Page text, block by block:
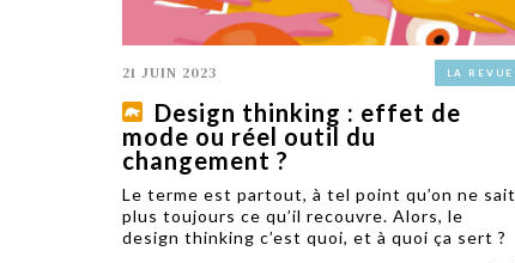
21 JUIN 2023 LA REVUE
Design thinking : effet de
mode ou réel outil du
changement ?
Le terme est partout, à tel point qu’on ne sait
plus toujours ce qu’il recouvre. Alors, le
design thinking c’est quoi, et à quoi ça sert ?